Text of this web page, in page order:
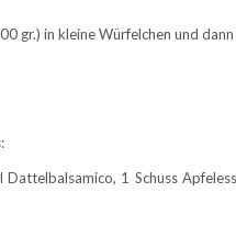
gr.) in kleine Würfelchen und
1 Schuss